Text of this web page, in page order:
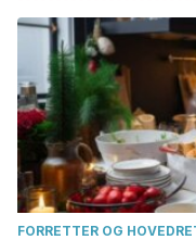
FORRETTER OG